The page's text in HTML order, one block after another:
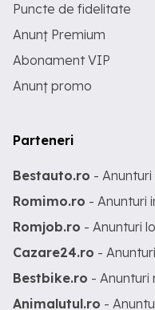
Puncte de fidelitate
Anunț Premium
Abonament VIP
Anunț promo
Parteneri
Bestauto.ro -
Romimo.ro - Anunturi
Romjob.ro - Anunturi
Cazare24.ro -
Bestbike.ro - Anunturi
Animalutul.ro -